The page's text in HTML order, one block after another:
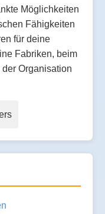
Möglichkeiten
Fähigkeiten
für deine
Fabriken, beim
Organisation